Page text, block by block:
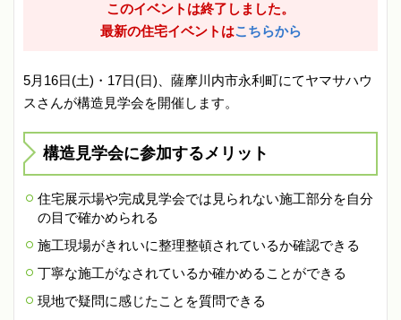
このイベントは終了しました。
最新の住宅イベントはこちらから
5月16日(土)・17日(日)、薩摩川内市永利町にてヤマサハウ
スさんが構造見学会を開催します。
構造見学会に参加するメリット
住宅展示場や完成見学会では見られない施工部分を自分
の目で確かめられる
施工現場がきれいに整理整頓されているか確認できる
丁寧な施工がなされているか確かめることができる
現地で疑問に感じたことを質問できる